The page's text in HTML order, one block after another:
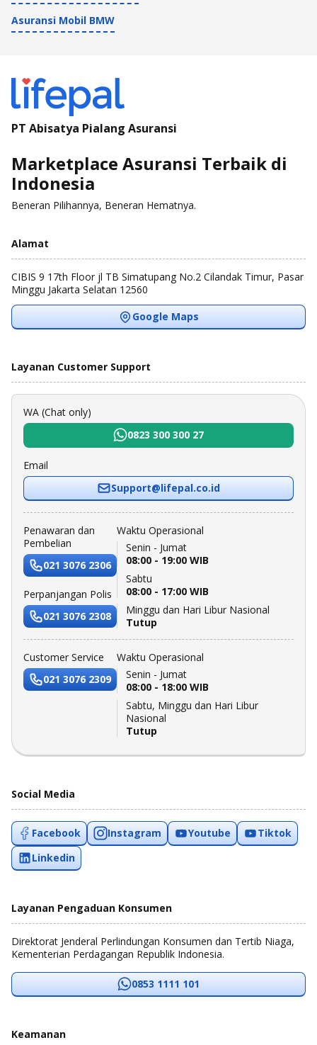
Asuransi Mobil BMW
PT Abisatya Pialang Asuransi
Marketplace Asuransi Terbaik di
Indonesia
Beneran Pilihannya, Beneran Hematnya.
Alamat
CIBIS 9 17th Floor jl TB Simatupang No.2 Cilandak Timur, Pasar
Minggu Jakarta Selatan 12560
Google Maps
Layanan Customer Support
WA (Chat only)
0823 300 300 27
Email
Support@lifepal.co.id
Penawaran dan
Pembelian
021 3076 2306
Perpanjangan Polis
021 3076 2308
Waktu Operasional
Senin - Jumat
08:00 - 19:00 WIB
Sabtu
08:00 - 17:00 WIB
Minggu dan Hari Libur Nasional
Tutup
Customer Service
021 3076 2309
Waktu Operasional
Senin - Jumat
08:00 - 18:00 WIB
Sabtu, Minggu dan Hari Libur
Nasional
Tutup
Social Media
Facebook Instagram Youtube
Tiktok
Linkedin
Layanan Pengaduan Konsumen
Direktorat Jenderal Perlindungan Konsumen dan Tertib Niaga,
Kementerian Perdagangan Republik Indonesia.
0853 1111 101
Keamanan